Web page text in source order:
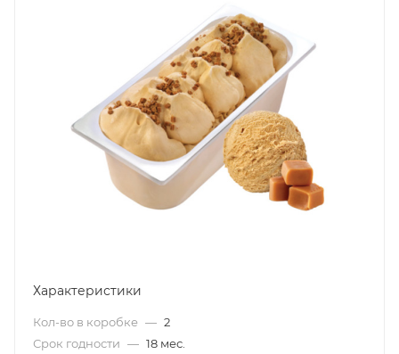
Характеристики
Кол-во в коробке — 2
Срок годности — 18 мес.